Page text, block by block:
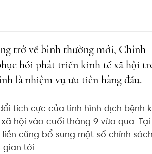
trở về bình thường mới, Chính
hồi phát triển kinh tế xã hội
là nhiệm vụ ưu tiên hàng đầu.
tích cực của tình hình dịch bệnh
hội vào cuối tháng 9 vừa qua. Tại
cũng bổ sung một số chính
gian tới.